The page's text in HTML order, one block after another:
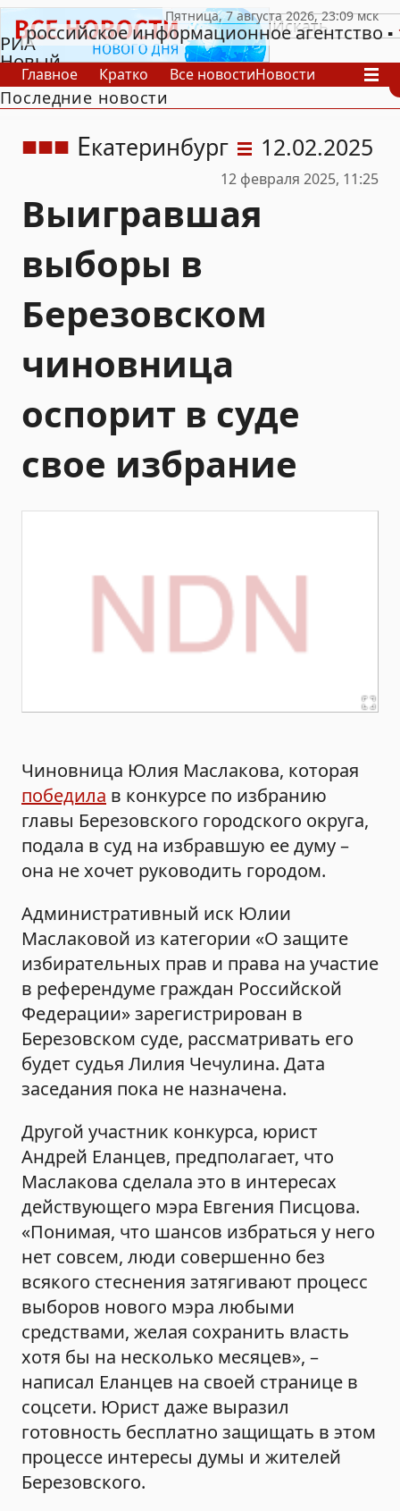
РИА
Новый
День
российское информационное агентство
Главное Кратко Все новостиНовости
В России
В мире
Последние новости
Екатеринбург 12.02.2025
12 февраля 2025, 11:25
Выигравшая
выборы в
Березовском
чиновница
оспорит в суде
свое избрание
Чиновница Юлия Маслакова, которая
победила в конкурсе по избранию
главы Березовского городского округа,
подала в суд на избравшую ее думу –
она не хочет руководить городом.
Административный иск Юлии
Маслаковой из категории «О защите
избирательных прав и права на участие
в референдуме граждан Российской
Федерации» зарегистрирован в
Березовском суде, рассматривать его
будет судья Лилия Чечулина. Дата
заседания пока не назначена.
Другой участник конкурса, юрист
Андрей Еланцев, предполагает, что
Маслакова сделала это в интересах
действующего мэра Евгения Писцова.
«Понимая, что шансов избраться у него
нет совсем, люди совершенно без
всякого стеснения затягивают процесс
выборов нового мэра любыми
средствами, желая сохранить власть
хотя бы на несколько месяцев», –
написал Еланцев на своей странице в
соцсети. Юрист даже выразил
готовность бесплатно защищать в этом
процессе интересы думы и жителей
Березовского.